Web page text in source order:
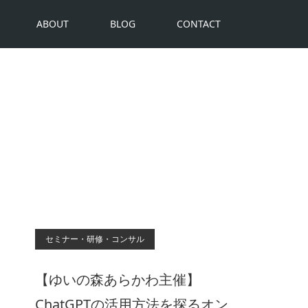
ABOUT BLOG CONTACT
セミナー・研修・コンサル
【ゆいの森あらかわ主催】
ChatGPTの活用方法を探るオン